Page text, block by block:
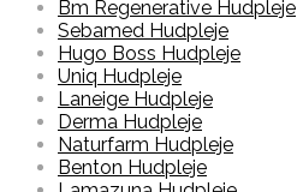
Bm Regenerative Hudpleje
Sebamed Hudpleje
Hugo Boss Hudpleje
Uniq Hudpleje
Laneige Hudpleje
Derma Hudpleje
Naturfarm Hudpleje
Benton Hudpleje